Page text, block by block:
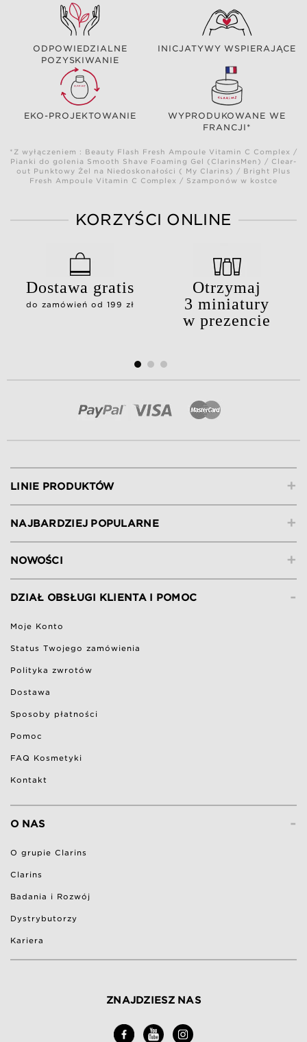
ODPOWIEDZIALNE
POZYSKIWANIE
INICJATYWY WSPIERAJĄCE
EKO-PROJEKTOWANIE
WYPRODUKOWANE WE
FRANCJI*
*Z wyłączeniem : Beauty Flash Fresh Ampoule Vitamin C Complex /
Pianki do golenia Smooth Shave Foaming Gel (ClarinsMen) / Clear-
out Punktowy Żel na Niedoskonałości ( My Clarins) / Bright Plus
Fresh Ampoule Vitamin C Complex / Szamponów w kostce
KORZYŚCI ONLINE
Dostawa gratis
do zamówień od 199 zł
Otrzymaj
3 miniatury
w prezencie
+
LINIE PRODUKTÓW
+
NAJBARDZIEJ POPULARNE
+
NOWOŚCI
-
DZIAŁ OBSŁUGI KLIENTA I POMOC
Moje Konto
Status Twojego zamówienia
Polityka zwrotów
Dostawa
Sposoby płatności
Pomoc
FAQ Kosmetyki
Kontakt
-
O NAS
O grupie Clarins
Clarins
Badania i Rozwój
Dystrybutorzy
Kariera
ZNAJDZIESZ NAS